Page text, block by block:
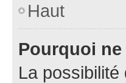
Haut
Pourquoi
La possibilité